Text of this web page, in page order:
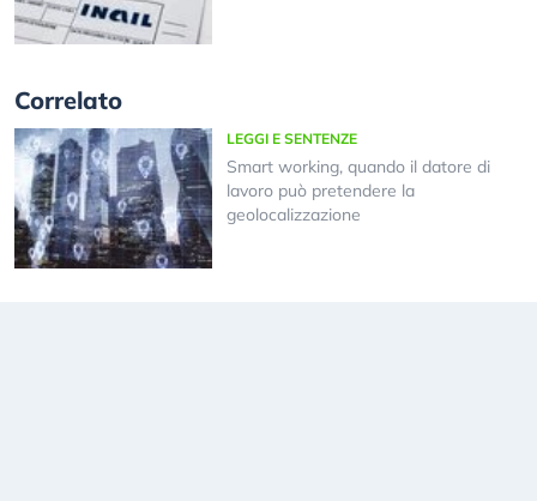
Correlato
LEGGI E SENTENZE
Smart working, quando il datore di
lavoro può pretendere la
geolocalizzazione